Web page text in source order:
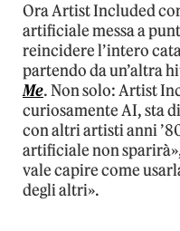
Ora Artist Included
artificiale messa a
reincidere l’intero
partendo da un’altra
Me. Non solo: Artist
curiosamente AI, sta
con altri artisti anni
artificiale non
vale capire come
degli altri».